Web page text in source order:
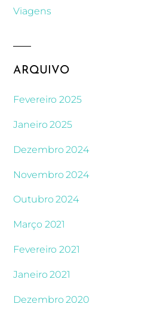
Viagens
ARQUIVO
Fevereiro 2025
Janeiro 2025
Dezembro 2024
Novembro 2024
Outubro 2024
Março 2021
Fevereiro 2021
Janeiro 2021
Dezembro 2020